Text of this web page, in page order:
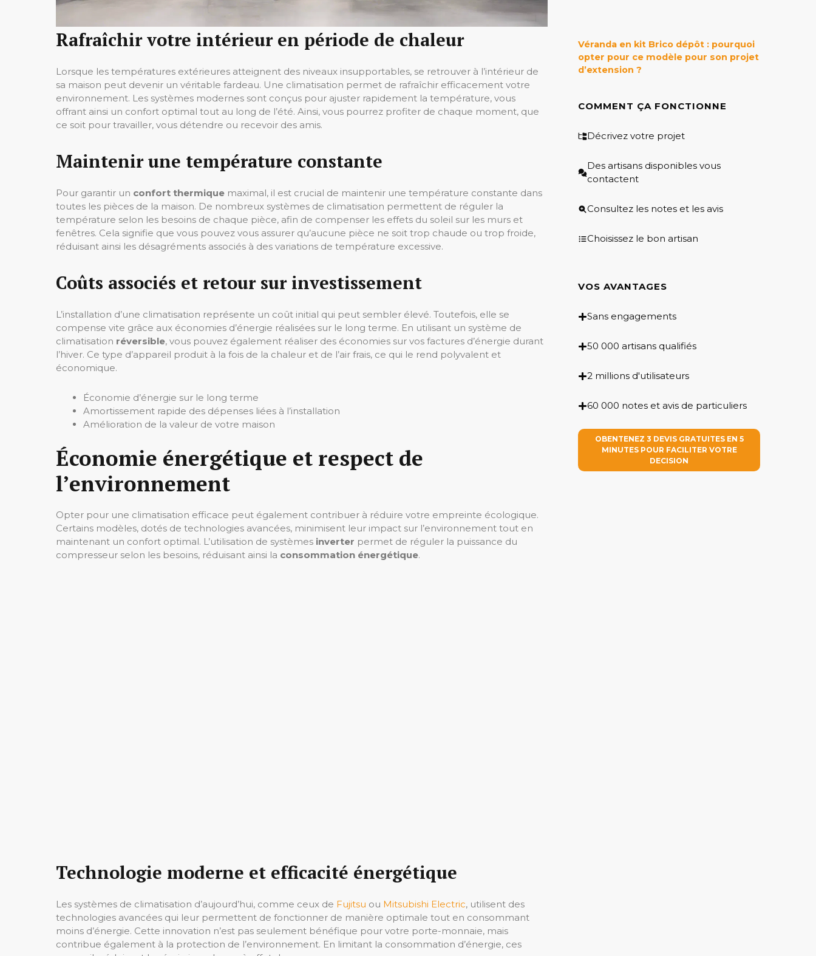
Rafraîchir votre intérieur en période de chaleur
Lorsque les températures extérieures atteignent des niveaux insupportables, se retrouver à l’intérieur de
sa maison peut devenir un véritable fardeau. Une climatisation permet de rafraîchir efficacement votre
environnement. Les systèmes modernes sont conçus pour ajuster rapidement la température, vous
offrant ainsi un confort optimal tout au long de l’été. Ainsi, vous pourrez profiter de chaque moment, que
ce soit pour travailler, vous détendre ou recevoir des amis.
Maintenir une température constante
Pour garantir un confort thermique maximal, il est crucial de maintenir une température constante dans
toutes les pièces de la maison. De nombreux systèmes de climatisation permettent de réguler la
température selon les besoins de chaque pièce, afin de compenser les effets du soleil sur les murs et
fenêtres. Cela signifie que vous pouvez vous assurer qu’aucune pièce ne soit trop chaude ou trop froide,
réduisant ainsi les désagréments associés à des variations de température excessive.
Coûts associés et retour sur investissement
L’installation d’une climatisation représente un coût initial qui peut sembler élevé. Toutefois, elle se
compense vite grâce aux économies d’énergie réalisées sur le long terme. En utilisant un système de
climatisation réversible, vous pouvez également réaliser des économies sur vos factures d’énergie durant
l’hiver. Ce type d’appareil produit à la fois de la chaleur et de l’air frais, ce qui le rend polyvalent et
économique.
Économie d’énergie sur le long terme
Amortissement rapide des dépenses liées à l’installation
Amélioration de la valeur de votre maison
Économie énergétique et respect de
l’environnement
Opter pour une climatisation efficace peut également contribuer à réduire votre empreinte écologique.
Certains modèles, dotés de technologies avancées, minimisent leur impact sur l’environnement tout en
maintenant un confort optimal. L’utilisation de systèmes inverter permet de réguler la puissance du
compresseur selon les besoins, réduisant ainsi la consommation énergétique.
Technologie moderne et efficacité énergétique
Les systèmes de climatisation d’aujourd’hui, comme ceux de Fujitsu ou Mitsubishi Electric, utilisent des
technologies avancées qui leur permettent de fonctionner de manière optimale tout en consommant
moins d’énergie. Cette innovation n’est pas seulement bénéfique pour votre porte-monnaie, mais
contribue également à la protection de l’environnement. En limitant la consommation d’énergie, ces
Véranda en kit Brico dépôt : pourquoi
opter pour ce modèle pour son projet
d’extension ?
COMMENT ÇA FONCTIONNE
Décrivez votre projet
Des artisans disponibles vous
contactent
Consultez les notes et les avis
Choisissez le bon artisan
VOS AVANTAGES
Sans engagements
50 000 artisans qualifiés
2 millions d'utilisateurs
60 000 notes et avis de particuliers
OBENTENEZ 3 DEVIS GRATUITES EN 5
MINUTES POUR FACILITER VOTRE
DECISION